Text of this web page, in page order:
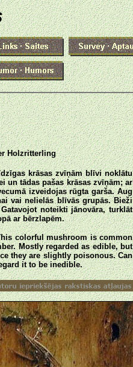
Holzritterling
krāsas zvīņām blīvi noklātu
un tādas pašas krāsas zvīņām; ar
izveidojas rūgta garša. Aug
vai nelielās blīvās grupās. Bieži
noteikti jānovāra, turklāt
ar bērzlapēm.
colorful mushroom is common
Mostly regarded as edible, but
they are slightly poisonous. Can
it to be inedible.